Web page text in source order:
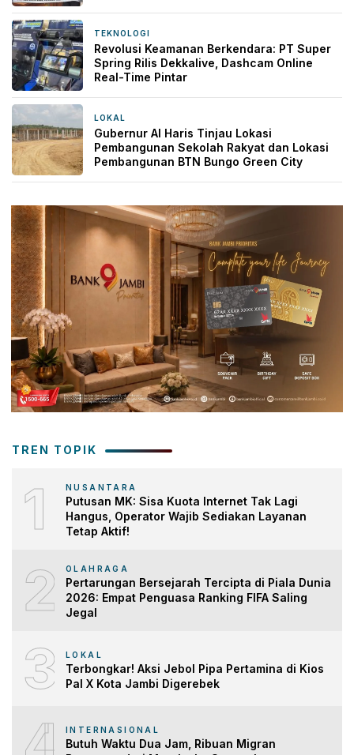
TEKNOLOGI
Revolusi Keamanan Berkendara: PT Super
Spring Rilis Dekkalive, Dashcam Online
Real-Time Pintar
LOKAL
Gubernur Al Haris Tinjau Lokasi
Pembangunan Sekolah Rakyat dan Lokasi
Pembangunan BTN Bungo Green City
TREN TOPIK
1 NUSANTARA
Putusan MK: Sisa Kuota Internet Tak Lagi
Hangus, Operator Wajib Sediakan Layanan
Tetap Aktif!
2 OLAHRAGA
Pertarungan Bersejarah Tercipta di Piala Dunia
2026: Empat Penguasa Ranking FIFA Saling
Jegal
3 LOKAL
Terbongkar! Aksi Jebol Pipa Pertamina di Kios
Pal X Kota Jambi Digerebek
INTERNASIONAL
Butuh Waktu Dua Jam, Ribuan Migran